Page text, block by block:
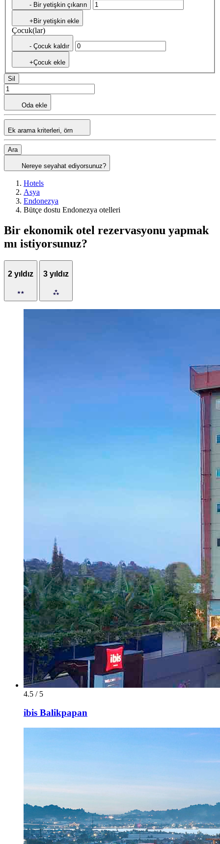
- Bir yetişkin çıkarın
+Bir yetişkin ekle
Çocuk(lar)
- Çocuk kaldır
+Çocuk ekle
Sil
Oda ekle
Ek arama kriterleri, örn
Ara
Nereye seyahat ediyorsunuz?
Hotels
Asya
Endonezya
Bütçe dostu Endonezya otelleri
Bir ekonomik otel rezervasyonu yapmak
mı istiyorsunuz?
2 yıldız 3 yıldız
4.5 / 5
ibis Balikpapan